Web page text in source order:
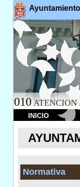
010 ATENCION
INICIO
Normativa